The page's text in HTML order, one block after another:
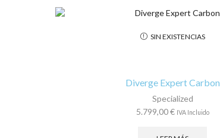
SIN EXISTENCIAS
Diverge Expert Carbon
Specialized
5.799,00€ IVA Incluido